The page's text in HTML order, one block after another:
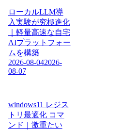
ローカルLLM導
入実験が究極進化
｜軽量高速な自宅
AIプラットフォー
ムを構築
2026-08-042026-
08-07
windows11 レジス
トリ最適化 コマ
ンド｜激重たい